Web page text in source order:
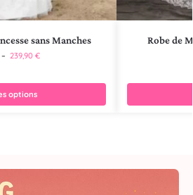
sans Manches
– 239,90 €
options
Robe de